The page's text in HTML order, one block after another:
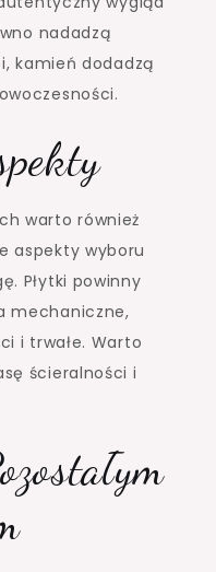
nadadzą
kamień dodadzą
warto również
aspekty wyboru
Płytki powinny
mechaniczne,
i trwałe. Warto
ścieralności i